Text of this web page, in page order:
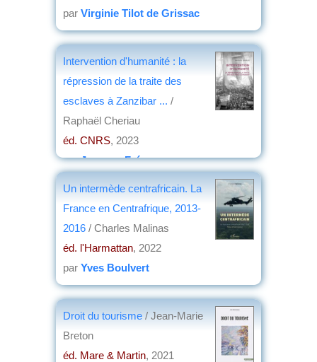
par Virginie Tilot de Grissac
Intervention d'humanité : la
répression de la traite des
esclaves à Zanzibar ... /
Raphaël Cheriau
éd. CNRS, 2023
parJacques Frémeaux
Un intermède centrafricain. La
France en Centrafrique, 2013-
2016 / Charles Malinas
éd. l'Harmattan, 2022
par Yves Boulvert
Droit du tourisme / Jean-Marie
Breton
éd. Mare & Martin, 2021